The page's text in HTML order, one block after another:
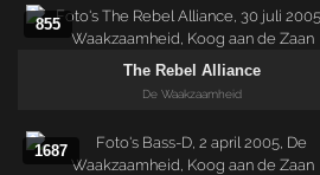
855
The Rebel Alliance
De Waakzaamheid
1687